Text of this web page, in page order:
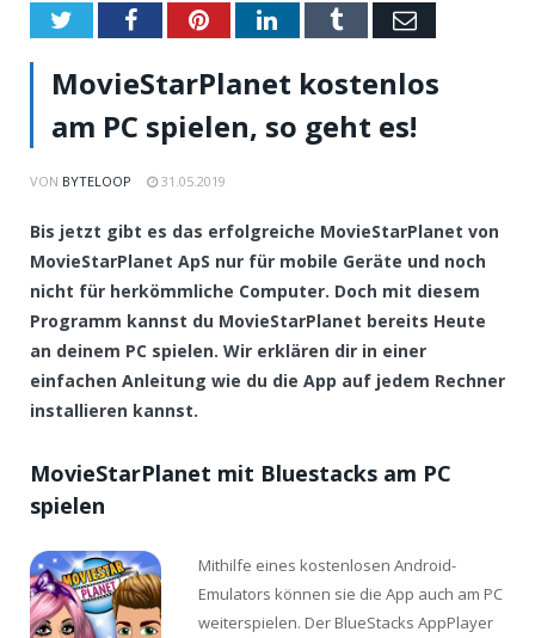
TwitterFacebookPinterestLinkedInTumblrEmail
MovieStarPlanet kostenlos
am PC spielen, so geht es!
VON BYTELOOP 31.05.2019
Bis jetzt gibt es das erfolgreiche MovieStarPlanet von
MovieStarPlanet ApS nur für mobile Geräte und noch
nicht für herkömmliche Computer. Doch mit diesem
Programm kannst du MovieStarPlanet bereits Heute
an deinem PC spielen. Wir erklären dir in einer
einfachen Anleitung wie du die App auf jedem Rechner
installieren kannst.
MovieStarPlanet mit Bluestacks am PC
spielen
Mithilfe eines kostenlosen Android-
Emulators können sie die App auch am PC
weiterspielen. Der BlueStacks AppPlayer